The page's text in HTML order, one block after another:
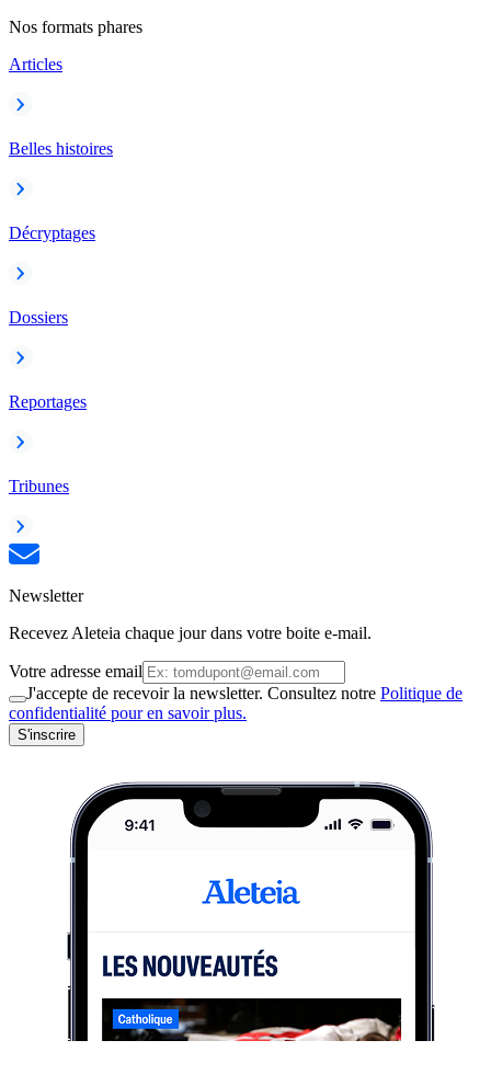
Nos formats phares
Articles
Belles histoires
Décryptages
Dossiers
Reportages
Tribunes
Newsletter
Recevez Aleteia chaque jour dans votre boite e-mail.
Votre adresse email
J'accepte de recevoir la newsletter. Consultez notre Politique de
confidentialité pour en savoir plus.
S'inscrire